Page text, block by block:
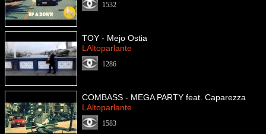
1532
TOY - Mejo Ostia
LAltoparlante
1286
COMBASS - MEGA PARTY feat. Caparezza
LAltoparlante
1583